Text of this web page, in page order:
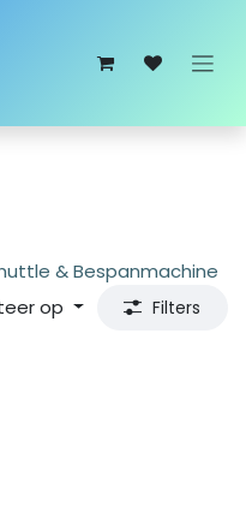
& Bespanmachine
op
Filters